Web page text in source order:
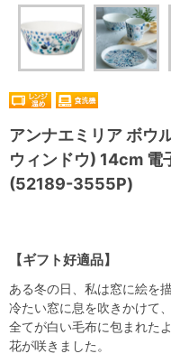
アンナエミリア ボウ
ウィンドウ) 14cm 電
(52189-3555P)
【ギフト好適品】
ある冬の日、私は窓に絵を
冷たい窓に息を吹きかけて
全てが白い毛布に包まれた
花が咲きました。